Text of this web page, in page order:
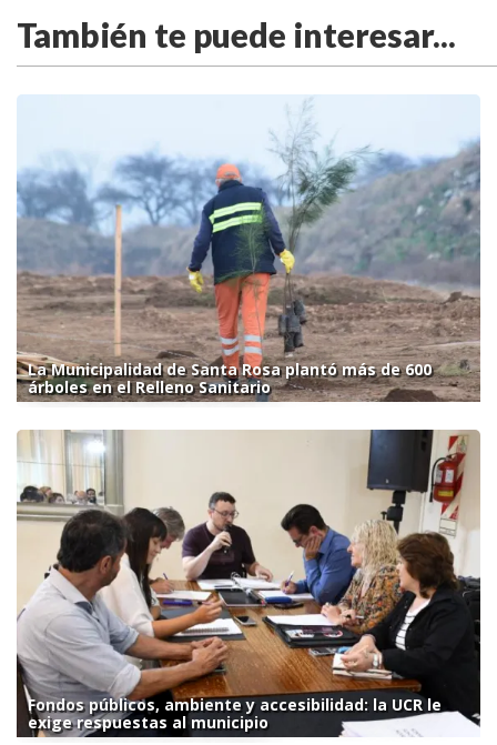
También te puede interesar...
La Municipalidad de Santa Rosa plantó más de 600
árboles en el Relleno Sanitario
Fondos públicos, ambiente y accesibilidad: la UCR le
exige respuestas al municipio